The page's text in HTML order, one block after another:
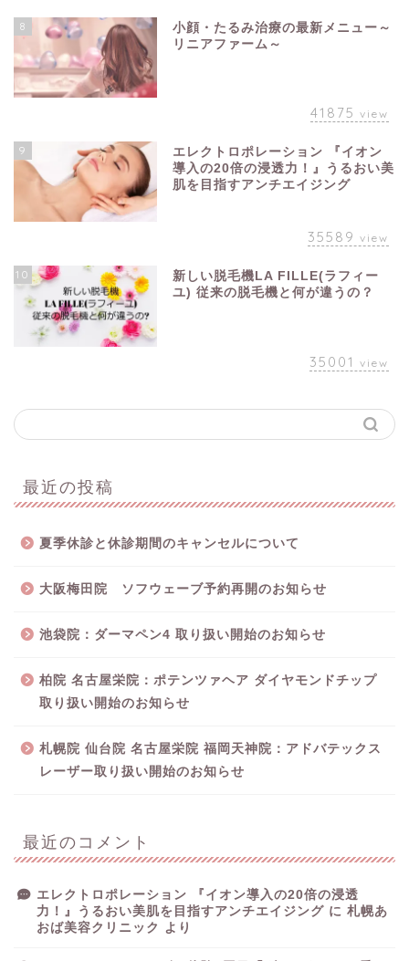
8
小顔・たるみ治療の最新メニュー～
リニアファーム～
41875 view
9
エレクトロポレーション 『イオン
導入の20倍の浸透力！』うるおい美
肌を目指すアンチエイジング
35589 view
10
新しい脱毛機LA FILLE(ラフィー
ユ) 従来の脱毛機と何が違うの？
35001 view
最近の投稿
夏季休診と休診期間のキャンセルについて
大阪梅田院 ソフウェーブ予約再開のお知らせ
池袋院：ダーマペン4 取り扱い開始のお知らせ
柏院 名古屋栄院：ポテンツァヘア ダイヤモンドチップ
取り扱い開始のお知らせ
札幌院 仙台院 名古屋栄院 福岡天神院：アドバテックス
レーザー取り扱い開始のお知らせ
最近のコメント
エレクトロポレーション 『イオン導入の20倍の浸透
力！』うるおい美肌を目指すアンチエイジング に 札幌あ
おば美容クリニック
より